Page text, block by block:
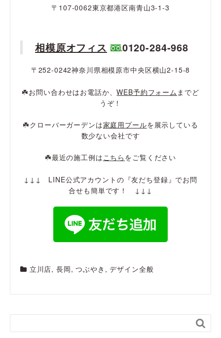
〒107-0062東京都港区南青山3-1-3
相模原オフィス 0120-284-968
〒252-0242神奈川県相模原市中央区横山2-15-8
☘️お問い合わせはお電話か、WEB予約フォーム までど
うぞ！
☘️クローバーガーデンは家庭用プールを展示している
数少ない会社です
☘️最近の施工例はこちら をご覧ください
↓↓↓ LINE公式アカウントの『友だち登録』でお問
合せも簡単です！ ↓↓↓
立川店, 長岡,つぶやき ,デザイン全般
